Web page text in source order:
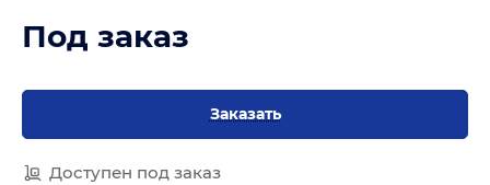
Под заказ
Заказать
Доступен под заказ